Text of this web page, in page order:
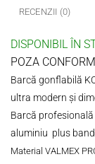
RECENZII (0)
DISPONIBIL ÎN
POZA
Barcă gonflabilă
ultra modern și
Barcă
aluminiu plus
Material VALMEX